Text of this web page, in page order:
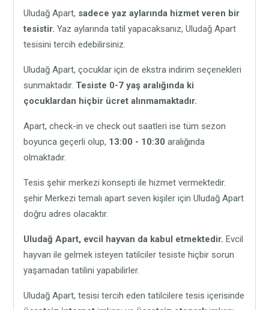
Uludağ Apart, sadece yaz aylarında hizmet veren bir
tesistir. Yaz aylarında tatil yapacaksanız, Uludağ Apart
tesisini tercih edebilirsiniz.
Uludağ Apart, çocuklar için de ekstra indirim seçenekleri
sunmaktadır. Tesiste 0-7 yaş aralığında ki
çocuklardan hiçbir ücret alınmamaktadır.
Apart, check-in ve check out saatleri ise tüm sezon
boyunca geçerli olup, 13:00 - 10:30 aralığında
olmaktadır.
Tesis şehir merkezi konsepti ile hizmet vermektedir.
şehir Merkezi temalı apart seven kişiler için Uludağ Apart
doğru adres olacaktır.
Uludağ Apart, evcil hayvan da kabul etmektedir. Evcil
hayvan ile gelmek isteyen tatilciler tesiste hiçbir sorun
yaşamadan tatilini yapabilirler.
Uludağ Apart, tesisi tercih eden tatilcilere tesis içerisinde